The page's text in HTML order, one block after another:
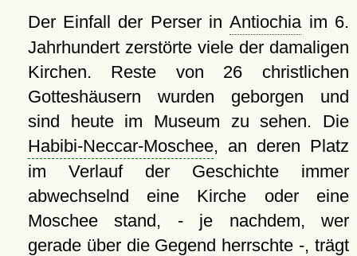
Der Einfall der Perser inAntiochia im 6.
Jahrhundert zerstörte viele der damaligen
Kirchen. Reste von 26 christlichen
Gotteshäusern wurden geborgen und
sind heute im Museum zu sehen. Die
Habibi-Neccar-Moschee, an deren Platz
im Verlauf der Geschichte immer
abwechselnd eine Kirche oder eine
Moschee stand, - je nachdem, wer
gerade über die Gegend herrschte -, trägt